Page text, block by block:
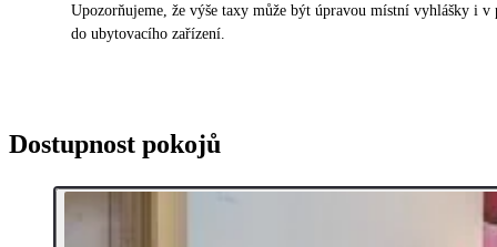
Upozorňujeme, že výše taxy může být úpravou místní vyhlášky i
do ubytovacího zařízení.
Dostupnost pokojů